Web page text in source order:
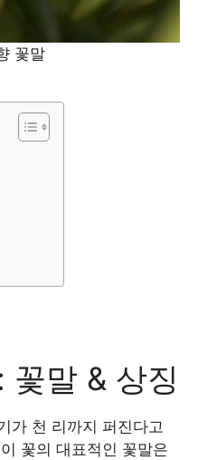
꽃말
꽃말 & 상징
가 천 리까지 퍼진다고
꽃의 대표적인 꽃말은